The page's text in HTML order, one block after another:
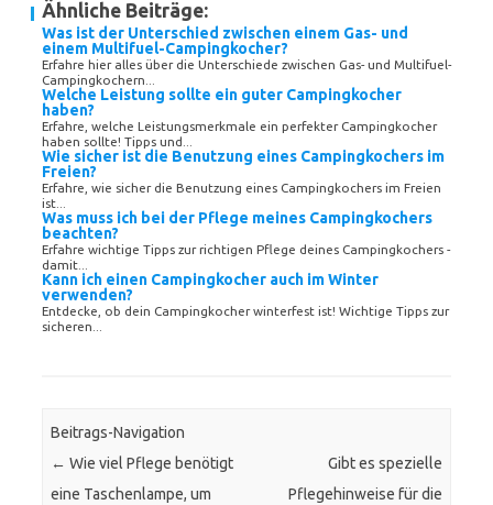
Ähnliche Beiträge:
Was ist der Unterschied zwischen einem Gas- und
einem Multifuel-Campingkocher?
Erfahre hier alles über die Unterschiede zwischen Gas- und Multifuel-
Campingkochern...
Welche Leistung sollte ein guter Campingkocher
haben?
Erfahre, welche Leistungsmerkmale ein perfekter Campingkocher
haben sollte! Tipps und...
Wie sicher ist die Benutzung eines Campingkochers im
Freien?
Erfahre, wie sicher die Benutzung eines Campingkochers im Freien
ist...
Was muss ich bei der Pflege meines Campingkochers
beachten?
Erfahre wichtige Tipps zur richtigen Pflege deines Campingkochers -
damit...
Kann ich einen Campingkocher auch im Winter
verwenden?
Entdecke, ob dein Campingkocher winterfest ist! Wichtige Tipps zur
sicheren...
Beitrags-Navigation
← Wie viel Pflege benötigt
eine Taschenlampe, um
Gibt es spezielle
Pflegehinweise für die